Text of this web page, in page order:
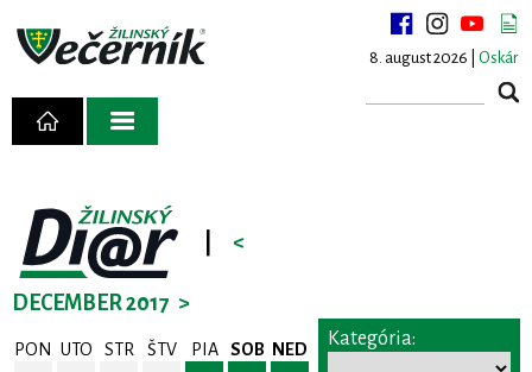
8. august 2026 | Oskár
<
DECEMBER 2017 >
PON UTO STR ŠTV PIA SOB NED Kategória: